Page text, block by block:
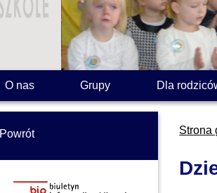
O nas Grupy Dla
Strona
Powrót